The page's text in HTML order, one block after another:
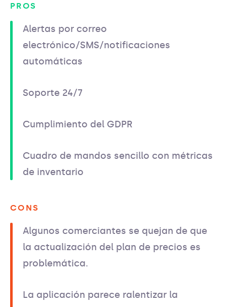
PROS
Alertas por correo
electrónico/SMS/notificaciones
automáticas
Soporte 24/7
Cumplimiento del GDPR
Cuadro de mandos sencillo con métricas
de inventario
CONS
Algunos comerciantes se quejan de que
la actualización del plan de precios es
problemática.
La aplicación parece ralentizar la